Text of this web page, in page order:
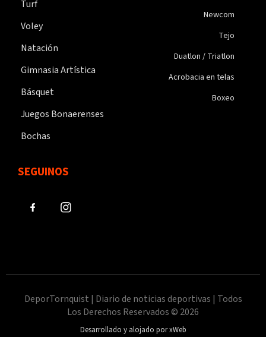
Turf
Voley
Natación
Gimnasia Artística
Básquet
Juegos Bonaerenses
Bochas
Newcom
Tejo
Duatlon / Triatlon
Acrobacia en telas
Boxeo
SEGUINOS
DeporTornquist | Diario de noticias deportivas | Todos
Los Derechos Reservados © 2026
Desarrollado y alojado por xWeb